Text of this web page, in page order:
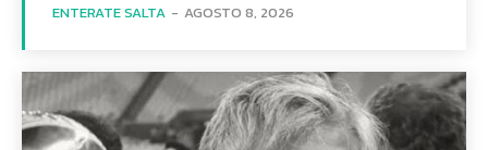
ENTERATE SALTA - AGOSTO 8, 2026